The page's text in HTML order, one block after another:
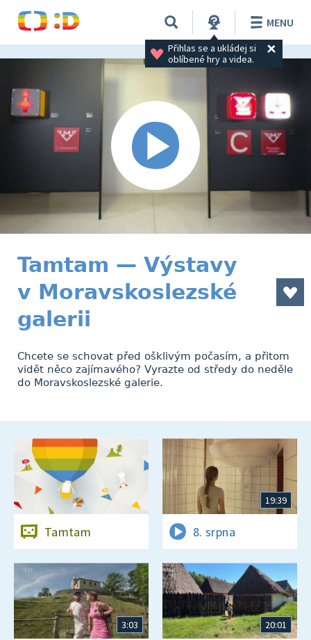
Přihlas se a ukládej si
oblíbené hry a videa.
MENU
Tamtam — Výstavy
v Moravskoslezské
galerii
Chcete se schovat před ošklivým počasím, a přitom
vidět něco zajímavého? Vyrazte od středy do neděle
do Moravskoslezské galerie.
Tamtam
19:39
8. srpna
3:03 20:01